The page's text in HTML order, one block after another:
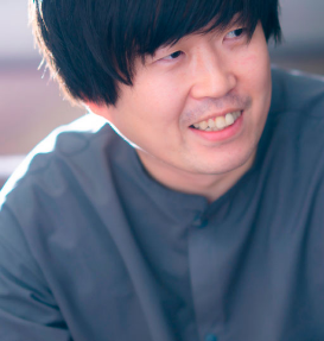
連載一覧 Series
Cocotameとは About
#エンタメ業界のちょっ